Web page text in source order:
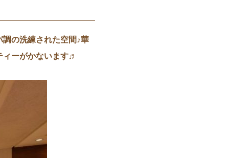
の洗練された空間♪華
ィーがかないます♬